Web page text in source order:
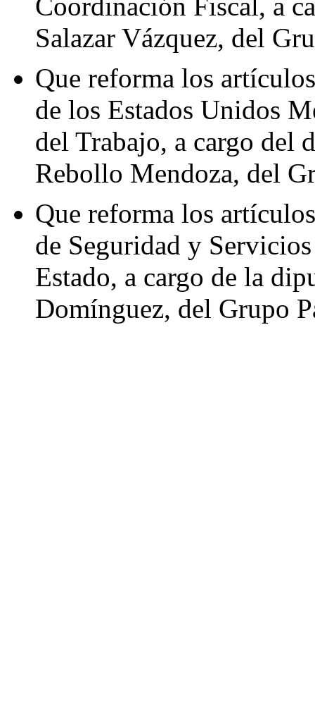
Salazar Vázquez, del
Que reforma los
de los Estados Unidos
del Trabajo, a cargo del
Rebollo Mendoza, del
Que reforma los
de Seguridad y
Estado, a cargo de la
Domínguez, del Grupo